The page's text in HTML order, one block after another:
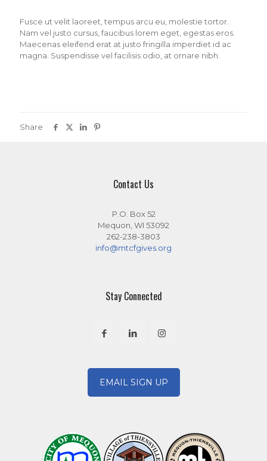
Fusce ut velit laoreet, tempus arcu eu, molestie tortor.
Nam vel justo cursus, faucibus lorem eget, egestas eros.
Maecenas eleifend erat at justo fringilla imperdiet id ac
magna. Suspendisse vel facilisis odio, at ornare nibh.
Share
Contact Us
P.O. Box 52
Mequon, WI 53092
262-238-3803
info@mtcfgives.org
Stay Connected
EMAIL SIGN UP